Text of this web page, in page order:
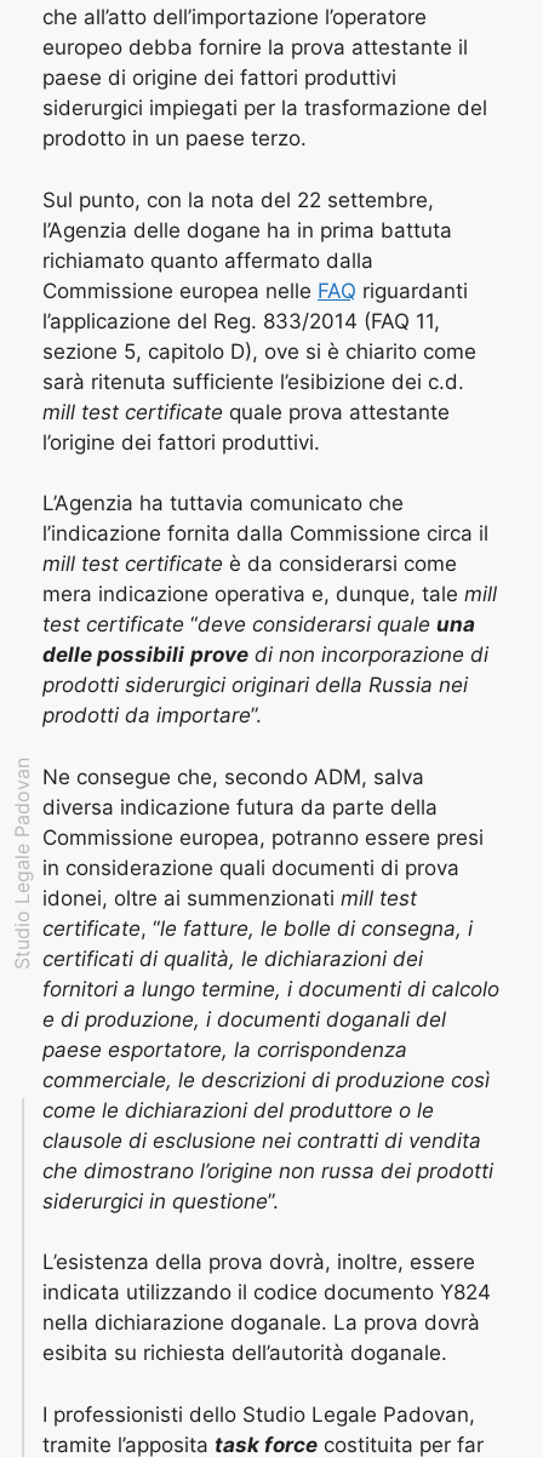
Studio Legale Padovan
che all’atto dell’importazione l’operatore
europeo debba fornire la prova attestante il
paese di origine dei fattori produttivi
siderurgici impiegati per la trasformazione del
prodotto in un paese terzo.
Sul punto, con la nota del 22 settembre,
l’Agenzia delle dogane ha in prima battuta
richiamato quanto affermato dalla
Commissione europea nelle FAQ riguardanti
l’applicazione del Reg. 833/2014 (FAQ 11,
sezione 5, capitolo D), ove si è chiarito come
sarà ritenuta sufficiente l’esibizione dei c.d.
mill test certificate quale prova attestante
l’origine dei fattori produttivi.
L’Agenzia ha tuttavia comunicato che
l’indicazione fornita dalla Commissione circa il
mill test certificate è da considerarsi come
mera indicazione operativa e, dunque, tale mill
test certificate “deve considerarsi quale una
delle possibili prove di non incorporazione di
prodotti siderurgici originari della Russia nei
prodotti da importare”.
Ne consegue che, secondo ADM, salva
diversa indicazione futura da parte della
Commissione europea, potranno essere presi
in considerazione quali documenti di prova
idonei, oltre ai summenzionati mill test
certificate, “le fatture, le bolle di consegna, i
certificati di qualità, le dichiarazioni dei
fornitori a lungo termine, i documenti di calcolo
e di produzione, i documenti doganali del
paese esportatore, la corrispondenza
commerciale, le descrizioni di produzione così
come le dichiarazioni del produttore o le
clausole di esclusione nei contratti di vendita
che dimostrano l’origine non russa dei prodotti
siderurgici in questione”.
L’esistenza della prova dovrà, inoltre, essere
indicata utilizzando il codice documento Y824
nella dichiarazione doganale. La prova dovrà
esibita su richiesta dell’autorità doganale.
I professionisti dello Studio Legale Padovan,
tramite l’apposita task force costituita per far